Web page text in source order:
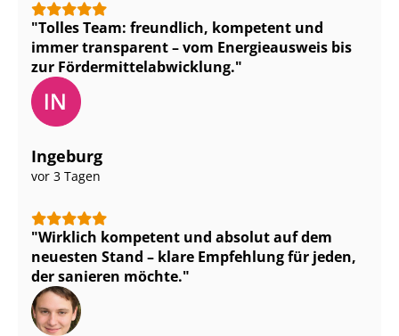
Tolles Team: freundlich, kompetent und
immer transparent – vom Energieausweis bis
zur För­der­mit­tel­ab­wick­lung.
Ingeburg
vor 3 Tagen
Wirklich kompetent und absolut auf dem
neuesten Stand – klare Empfehlung für jeden,
der sanieren möchte.